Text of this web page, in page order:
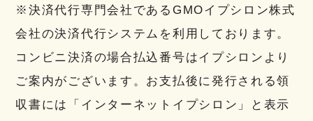
※決済代行専門会社であるGMOイプシロン株式
会社の決済代行システムを利用しております。
コンビニ決済の場合払込番号はイプシロンより
ご案内がございます。お支払後に発行される領
収書には「インターネットイプシロン」と表示